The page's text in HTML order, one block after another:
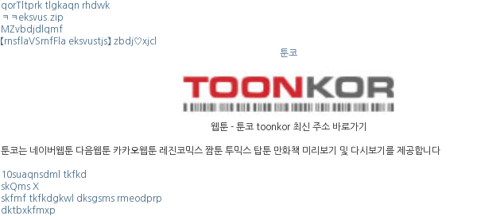
qorTltprk tlgkaqn rhdwk
ㅋㅋeksvus.zip
MZvbdjdlqmf
【rnsflaVSrnfFla eksvustjs】 zbdj♡xjcl
툰코
웹툰 - 툰코 toonkor 최신 주소 바로가기
툰코는 네이버웹툰 다음웹툰 카카오웹툰 레진코믹스 짬툰 투믹스 탑툰 만화책 미리보기 및 다시보기를 제공합니다
10suaqnsdml tkfkd
skQms X
skfmf tkfkdgkwl dksgsms rmeodprp
dktbxkfmxp